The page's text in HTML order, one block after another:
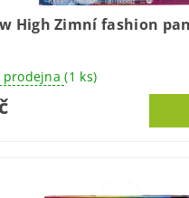
High Zimní fashion
prodejna(1 ks)